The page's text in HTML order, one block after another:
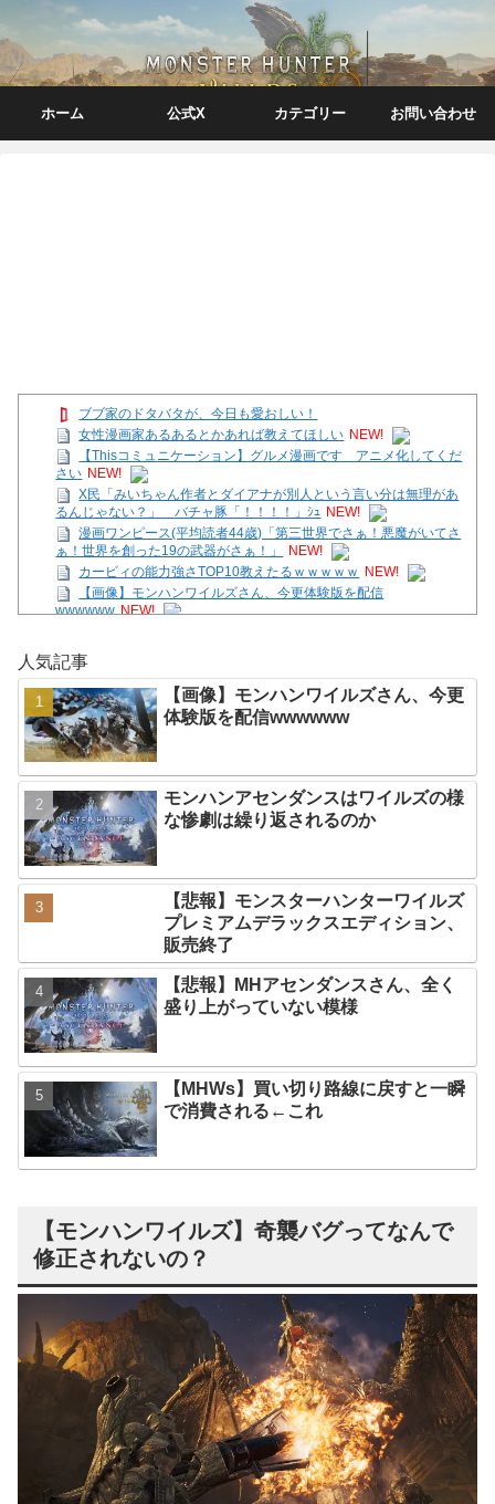
ホーム 公式X カテゴリー お問い合わせ
ブブ家のドタバタが、今日も愛おしい！
女性漫画家あるあるとかあれば教えてほしい NEW!
【Thisコミュニケーション】グルメ漫画です アニメ化してくだ
さい NEW!
X民「みいちゃん作者とダイアナが別人という言い分は無理があ
るんじゃない？」 バチャ豚「！！！！」ｼｭ NEW!
漫画ワンピース(平均読者44歳)「第三世界でさぁ！悪魔がいてさ
ぁ！世界を創った19の武器がさぁ！」
NEW!
カービィの能力強さTOP10教えたるｗｗｗｗｗ
NEW!
【画像】モンハンワイルズさん、今更体験版を配信
wwwwww NEW!
モンが何匹いるか分かってる？
【アイギス】納涼の浴衣イベ！？マータンとリッチ、エターナー
が来る模様！！！
NEW!
【SS】花帆「つぐみちゃーん！ 一緒に海行こうよー！」
X民「みいちゃん作者とダイアナが別人という言い分は無理があ
るんじゃない？」 バチャ豚「！！！！」ｼｭ
Powered by livedoor 相互RSS
人気記事
【画像】モンハンワイルズさん、今更
体験版を配信wwwwww
モンハンアセンダンスはワイルズの様
な惨劇は繰り返されるのか
【悲報】モンスターハンターワイルズ
プレミアムデラックスエディション、
販売終了
【悲報】MHアセンダンスさん、全く
盛り上がっていない模様
【MHWs】買い切り路線に戻すと一瞬
で消費される←これ
【モンハンワイルズ】奇襲バグってなんで
修正されないの？